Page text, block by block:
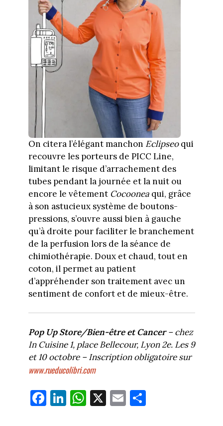
On citera l’élégant manchon Eclipseoqui
recouvre les porteurs de PICC Line,
limitant le risque d’arrachement des
tubes pendant la journée et la nuit ou
encore le vêtement Cocooneaqui, grâce
à son astucieux système de boutons-
pressions, s’ouvre aussi bien à gauche
qu’à droite pour faciliter le branchement
de la perfusion lors de la séance de
chimiothérapie. Doux et chaud, tout en
coton, il permet au patient
d’appréhender son traitement avec un
sentiment de confort et de mieux-être.
Pop Up Store/Bien-être et Cancer– chez
In Cuisine 1, place Bellecour, Lyon 2e. Les 9
et 10 octobre – Inscription obligatoire sur
www.rueducolibri.com
Fa
ce
Li
nk
W
ha
X E
m
Pa
rt